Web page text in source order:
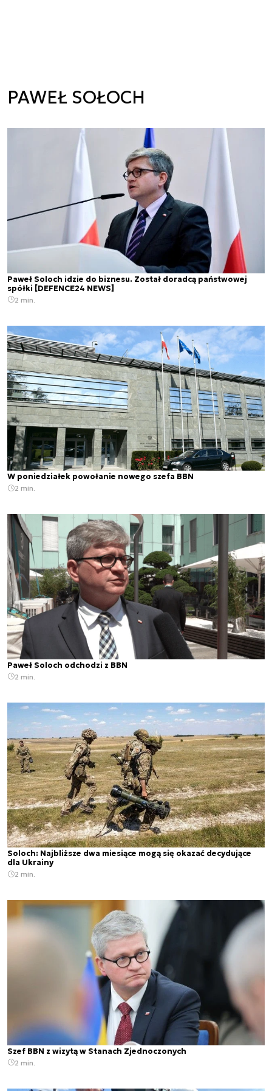
PAWEŁ SOŁOCH
Paweł Soloch idzie do biznesu. Został doradcą państwowej
spółki [DEFENCE24 NEWS]
2 min.
W poniedziałek powołanie nowego szefa BBN
2 min.
Paweł Soloch odchodzi z BBN
2 min.
Soloch: Najbliższe dwa miesiące mogą się okazać decydujące
dla Ukrainy
2 min.
Szef BBN z wizytą w Stanach Zjednoczonych
2 min.